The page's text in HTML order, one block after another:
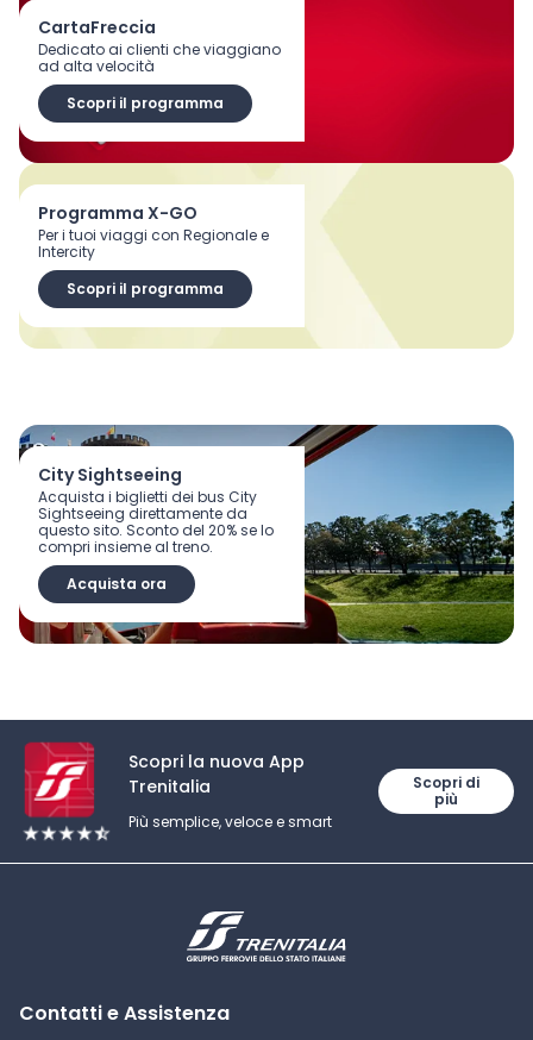
CartaFreccia
Dedicato ai clienti che viaggiano
ad alta velocità
Scopri il programma
Programma X-GO
Per i tuoi viaggi con Regionale e
Intercity
Scopri il programma
City Sightseeing
Acquista i biglietti dei bus City
Sightseeing direttamente da
questo sito. Sconto del 20% se lo
compri insieme al treno.
Acquista ora
Scopri la nuova App
Trenitalia
Più semplice, veloce e smart
Scopri di
più
Contatti e Assistenza